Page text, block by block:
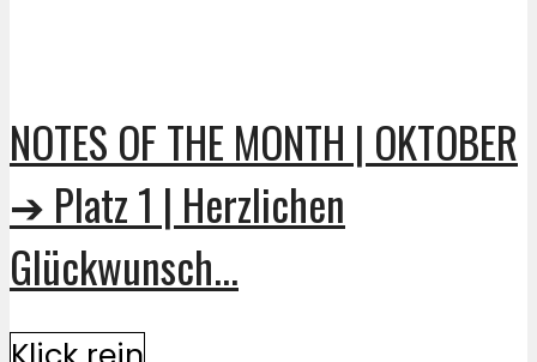
NOTES OF THE MONTH | OKTOBER
➔ Platz 1 | Herzlichen
Glückwunsch...